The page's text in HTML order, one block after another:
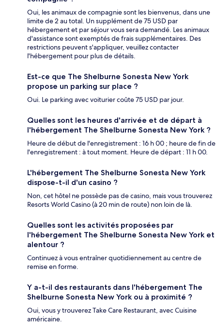
Oui, les animaux de compagnie sont les bienvenus, dans une
limite de 2 au total. Un supplément de 75 USD par
hébergement et par séjour vous sera demandé. Les animaux
d'assistance sont exemptés de frais supplémentaires. Des
restrictions peuvent s'appliquer, veuillez contacter
l'hébergement pour plus de détails.
Est-ce que The Shelburne Sonesta New York
propose un parking sur place ?
Oui. Le parking avec voiturier coûte 75 USD par jour.
Quelles sont les heures d'arrivée et de départ à
l'hébergement The Shelburne Sonesta New York ?
Heure de début de l'enregistrement : 16 h 00 ; heure de fin de
l'enregistrement : à tout moment. Heure de départ : 11 h 00.
L'hébergement The Shelburne Sonesta New York
dispose-t-il d'un casino ?
Non, cet hôtel ne possède pas de casino, mais vous trouverez
Resorts World Casino (à 20 min de route) non loin de là.
Quelles sont les activités proposées par
l'hébergement The Shelburne Sonesta New York et
alentour ?
Continuez à vous entraîner quotidiennement au centre de
remise en forme.
Y a-t-il des restaurants dans l'hébergement The
Shelburne Sonesta New York ou à proximité ?
Oui, vous y trouverez Take Care Restaurant, avec Cuisine
américaine.